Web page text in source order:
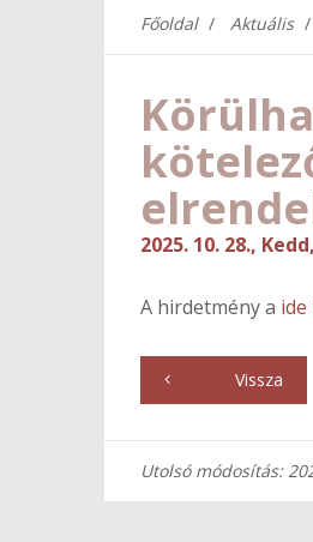
Főoldal Aktuális
2025. 10. 28.,
A hirdetmény a
Vissza
Utolsó módosítás: